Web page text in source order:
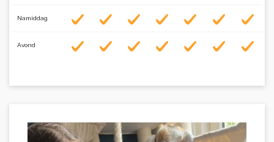
Namiddag
Avond